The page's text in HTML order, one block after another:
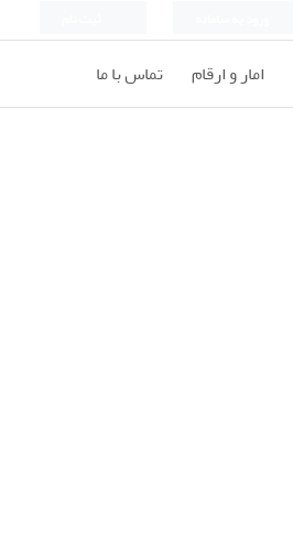
امار و ارقام تماس با ما